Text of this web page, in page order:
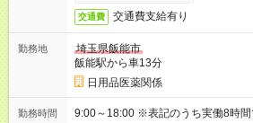
交通費 交通費支給有り
勤務地
埼玉県飯能市
飯能駅から車13分
日用品医薬関係
勤務時間 9:00～18:00 ※表記のうち実働8時